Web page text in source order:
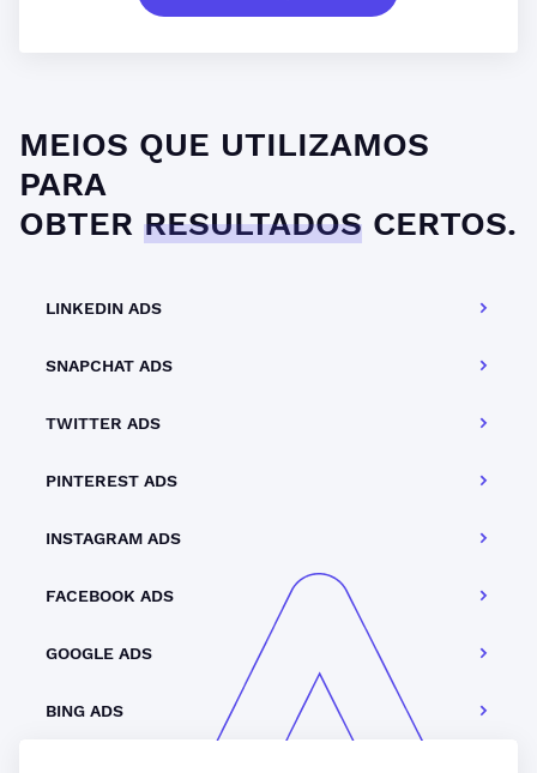
MEIOS QUE UTILIZAMOS
PARA
OBTER RESULTADOS CERTOS.
LINKEDIN ADS
SNAPCHAT ADS
TWITTER ADS
PINTEREST ADS
INSTAGRAM ADS
FACEBOOK ADS
GOOGLE ADS
BING ADS